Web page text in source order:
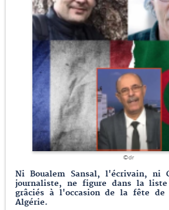
©dr
Ni Boualem Sansal, l'écrivain, ni
journaliste, ne figure dans la liste
grâciés à l'occasion de la fête de
Algérie.